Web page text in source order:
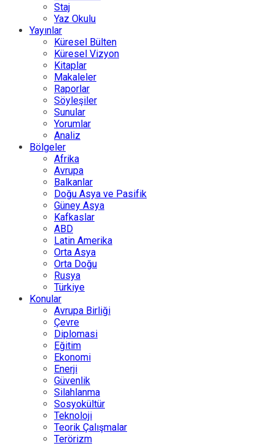
Staj
Yaz Okulu
Yayınlar
Küresel Bülten
Küresel Vizyon
Kitaplar
Makaleler
Raporlar
Söyleşiler
Sunular
Yorumlar
Analiz
Bölgeler
Afrika
Avrupa
Balkanlar
Doğu Asya ve Pasifik
Güney Asya
Kafkaslar
ABD
Latin Amerika
Orta Asya
Orta Doğu
Rusya
Türkiye
Konular
Avrupa Birliği
Çevre
Diplomasi
Eğitim
Ekonomi
Enerji
Güvenlik
Silahlanma
Sosyokültür
Teknoloji
Teorik Çalışmalar
Terörizm